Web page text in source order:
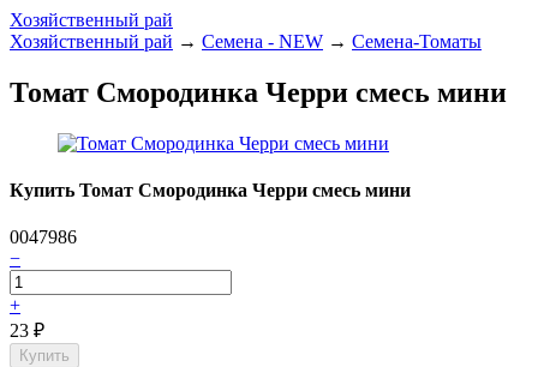
Хозяйственный рай
Хозяйственный рай → Семена - NEW → Семена-Томаты
Томат Смородинка Черри смесь мини
Купить Томат Смородинка Черри смесь мини
0047986
−
+
23 ₽